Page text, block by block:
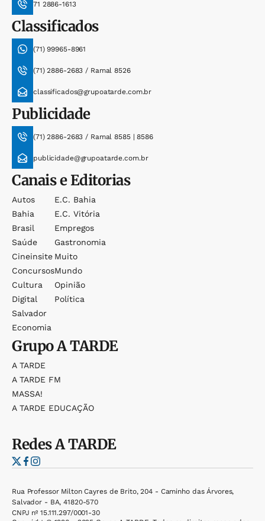
71 2886-1613
Classificados
(71) 99965-8961
(71) 2886-2683 / Ramal 8526
classificados@grupoatarde.com.br
Publicidade
(71) 2886-2683 / Ramal 8585 | 8586
publicidade@grupoatarde.com.br
Canais e Editorias
Autos
Bahia
Brasil
Saúde
Cineinsite
Concursos
Cultura
Digital
Salvador
Economia
E.c. Bahia
E.c. Vitória
Empregos
Gastronomia
Muito
Mundo
Opinião
Política
GrupoA TARDE
A TARDE
A TARDE FM
MASSA!
A TARDE EDUCAÇÃO
RedesA TARDE
Rua Professor Milton Cayres de Brito, 204 - Caminho das Árvores,
Salvador - BA, 41820-570
CNPJ nº 15.111.297/0001-30